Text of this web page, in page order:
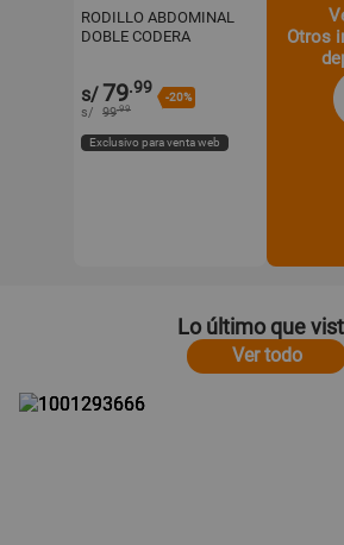
RODILLO ABDOMINAL
DOBLE CODERA
s/79.99
-20%
s/ 99.99
Exclusivo para venta web
Otros
Lo último que
Ver todo